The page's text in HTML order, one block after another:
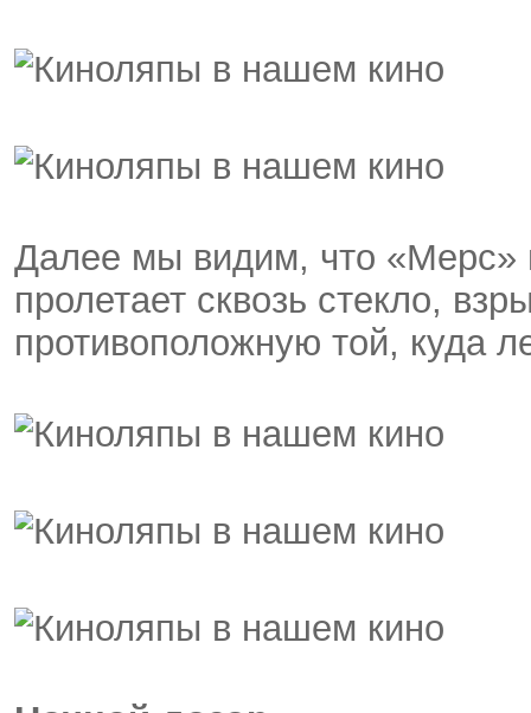
Далее мы видим, что «Мерс»
пролетает сквозь стекло,
противоположную той, куда